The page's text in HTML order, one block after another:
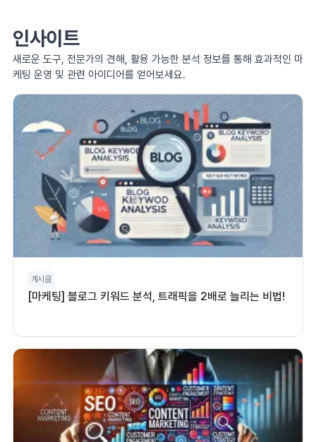
인사이트
새로운 도구, 전문가의 견해, 활용 가능한 분석 정보를 통해 효과적인 마
케팅 운영 및 관련 아이디어를 얻어보세요.
게시글
[마케팅] 블로그 키워드 분석, 트래픽을 2배로 늘리는 비법!